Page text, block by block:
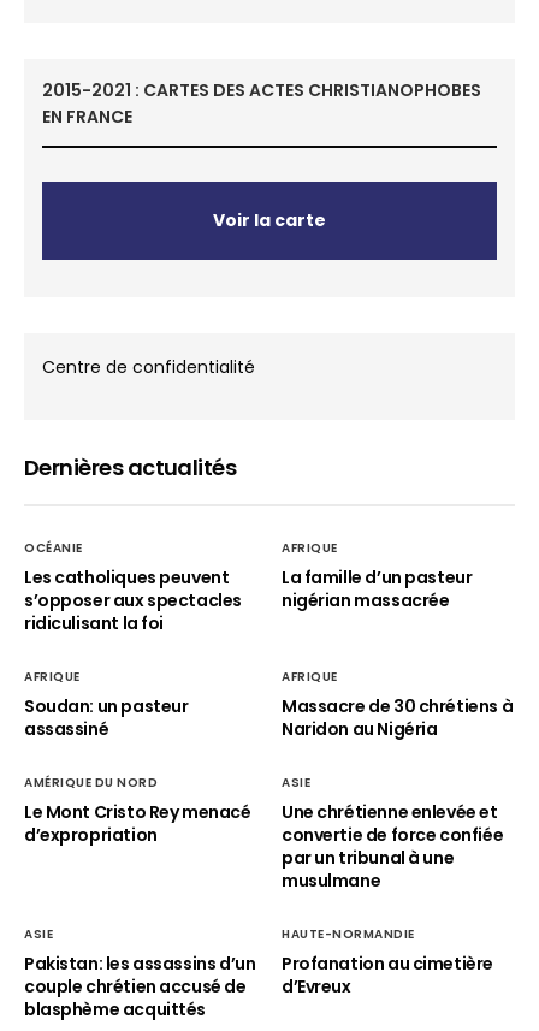
2015-2021 : CARTES DES ACTES CHRISTIANOPHOBES
EN FRANCE
Voir la carte
Centre de confidentialité
Dernières actualités
OCÉANIE
Les catholiques peuvent
s’opposer aux spectacles
ridiculisant la foi
AFRIQUE
La famille d’un pasteur
nigérian massacrée
AFRIQUE
Soudan: un pasteur
assassiné
AFRIQUE
Massacre de 30 chrétiens à
Naridon au Nigéria
AMÉRIQUE DU NORD
Le Mont Cristo Rey menacé
d’expropriation
ASIE
Une chrétienne enlevée et
convertie de force confiée
par un tribunal à une
musulmane
ASIE
Pakistan: les assassins d’un
couple chrétien accusé de
blasphème acquittés
HAUTE-NORMANDIE
Profanation au cimetière
d’Evreux